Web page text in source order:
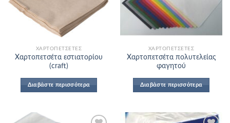
Add to
Wishlist
ΧΑΡΤΟΠΕΤΣΈΤΕΣ
Χαρτοπετσέτα εστιατορίου
(craft)
Διαβάστε περισσότερα
Add to
Wishlist
ΧΑΡΤΟΠΕΤΣΈΤΕΣ
Χαρτοπετσέτα πολυτελείας
φαγητού
Διαβάστε περισσότερα